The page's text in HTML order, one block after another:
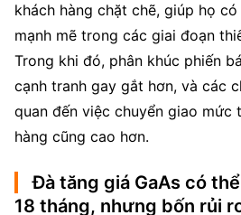
khách hàng chặt chẽ, giúp họ
mạnh mẽ trong các giai đoạn
Trong khi đó, phân khúc phiến
cạnh tranh gay gắt hơn, và các
quan đến việc chuyển giao mức
hàng cũng cao hơn.
Đà tăng giá GaAs có
18 tháng, nhưng bốn rủi